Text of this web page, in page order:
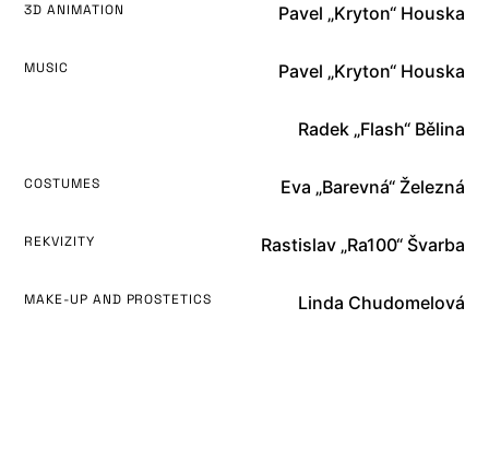
3D ANIMATION Pavel „Kryton“ Houska
MUSIC Pavel „Kryton“ Houska
Radek „Flash“ Bělina
COSTUMES Eva „Barevná“ Železná
REKVIZITY Rastislav „Ra100“ Švarba
MAKE-UP AND PROSTETICS Linda Chudomelová